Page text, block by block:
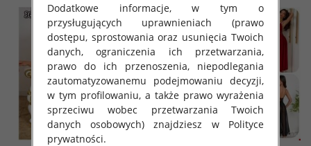
Dodatkowe informacje, w tym o
przysługujących uprawnieniach (prawo
dostępu, sprostowania oraz usunięcia Twoich
danych, ograniczenia ich przetwarzania,
prawo do ich przenoszenia, niepodlegania
zautomatyzowanemu podejmowaniu decyzji,
w tym profilowaniu, a także prawo wyrażenia
sprzeciwu wobec przetwarzania Twoich
danych osobowych) znajdziesz w Polityce
prywatności.